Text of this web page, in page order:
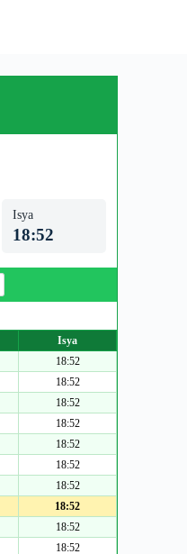
Isya
18:52
Isya
18:52
18:52
18:52
18:52
18:52
18:52
18:52
18:52
18:52
18:52